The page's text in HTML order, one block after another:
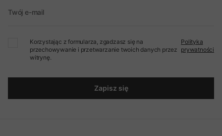
Twój e-mail
Korzystając z formularza, zgadzasz się na
przechowywanie i przetwarzanie twoich danych przez
witrynę.
Polityka
prywatności
Zapisz się